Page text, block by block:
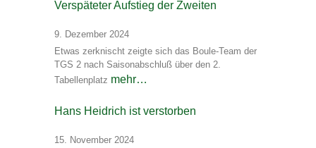
Verspäteter Aufstieg der Zweiten
9. Dezember 2024
Etwas zerknischt zeigte sich das Boule-Team der
TGS 2 nach Saisonabschluß über den 2.
Tabellenplatz mehr…
Hans Heidrich ist verstorben
15. November 2024